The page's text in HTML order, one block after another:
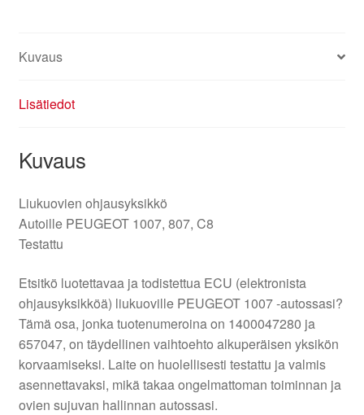
Kuvaus
Lisätiedot
Kuvaus
Liukuovien ohjausyksikkö
Autoille PEUGEOT 1007, 807, C8
Testattu
Etsitkö luotettavaa ja todistettua ECU (elektronista
ohjausyksikköä) liukuoville PEUGEOT 1007 -autossasi?
Tämä osa, jonka tuotenumeroina on 1400047280 ja
657047, on täydellinen vaihtoehto alkuperäisen yksikön
korvaamiseksi. Laite on huolellisesti testattu ja valmis
asennettavaksi, mikä takaa ongelmattoman toiminnan ja
ovien sujuvan hallinnan autossasi.